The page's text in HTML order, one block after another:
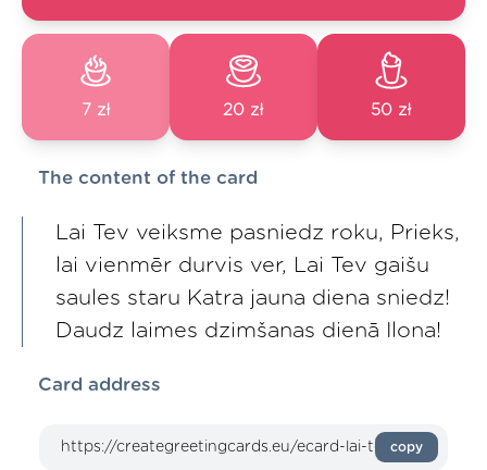
7 zł 20 zł 50 zł
The content of the card
Lai Tev veiksme pasniedz roku, Prieks,
lai vienmēr durvis ver, Lai Tev gaišu
saules staru Katra jauna diena sniedz!
Daudz laimes dzimšanas dienā Ilona!
Card address
copy